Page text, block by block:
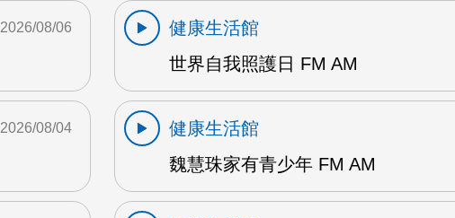
2026/08/06
健康生活館
世界自我照護日 FM AM
2026/08/04
健康生活館
魏慧珠家有青少年 FM AM